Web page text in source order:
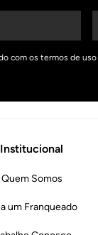
com os termos de uso
Institucional
Quem Somos
um Franqueado